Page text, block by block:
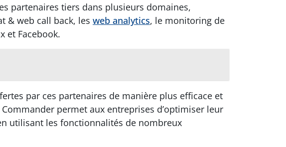
partenaires tiers dans plusieurs domaines,
& web call back, les web analytics, le monitoring de
et Facebook.
par ces partenaires de manière plus efficace et
permet aux entreprises d’optimiser leur
utilisant les fonctionnalités de nombreux